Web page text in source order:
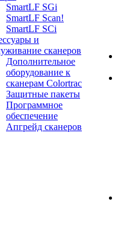
SmartLF SGi
SmartLF Scan!
SmartLF SCi
и
сканеров
Дополнительное
оборудование к
сканерам Colortrac
Защитные пакеты
Программное
обеспечение
Апгрейд сканеров